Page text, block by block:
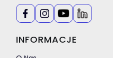
Linki w stopce
INFORMACJE